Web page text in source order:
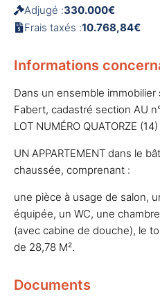
Adjugé :330.000€
Frais taxés :10.768,84€
Informations
Dans un ensemble immobilier
Fabert, cadastré section AU
LOT NUMÉRO QUATORZE (14)
UN APPARTEMENT dans le
chaussée, comprenant :
une pièce à usage de salon,
équipée, un WC, une
(avec cabine de douche), le
de 28,78 M².
Documents